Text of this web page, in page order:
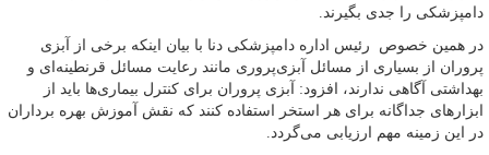
دامپزشکی را جدی بگیرند.
در همین خصوص رئیس اداره دامپزشکی دنا با بیان اینکه برخی از آبزی
پروران از بسیاری از مسائل آبزی‌پروری مانند رعایت مسائل قرنطینه‌ای و
بهداشتی آگاهی ندارند، افزود: آبزی پروران برای کنترل بیماری‌ها باید از
ابزارهای جداگانه برای هر استخر استفاده کنند که نقش آموزش بهره برداران
در این زمینه مهم ارزیابی می‌گردد.